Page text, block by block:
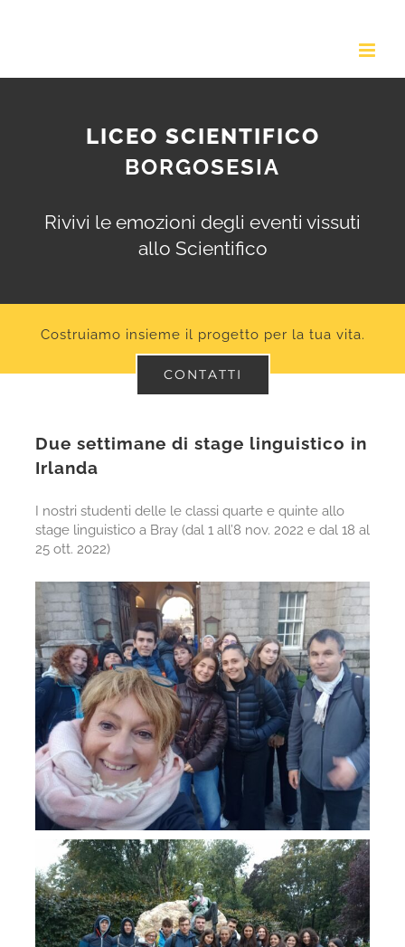
LICEO SCIENTIFICO
BORGOSESIA
Rivivi le emozioni degli eventi vissuti
allo Scientifico
Costruiamo insieme il progetto per la tua vita.
CONTATTI
Due settimane di stage linguistico in
Irlanda
I nostri studenti delle le classi quarte e quinte allo
stage linguistico a Bray (dal 1 all’8 nov. 2022 e dal 18 al
25 ott. 2022)